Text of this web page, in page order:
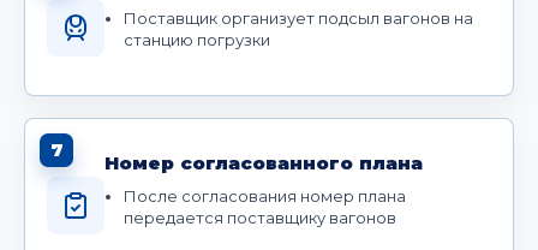
Поставщик организует подсыл вагонов на
станцию погрузки
7
Номер согласованного плана
После согласования номер плана
передается поставщику вагонов